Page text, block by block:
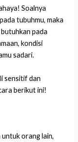
Soalnya
tubuhmu, maka
pada
kondisi
sadari.
sensitif dan
berikut ini!
untuk orang lain,